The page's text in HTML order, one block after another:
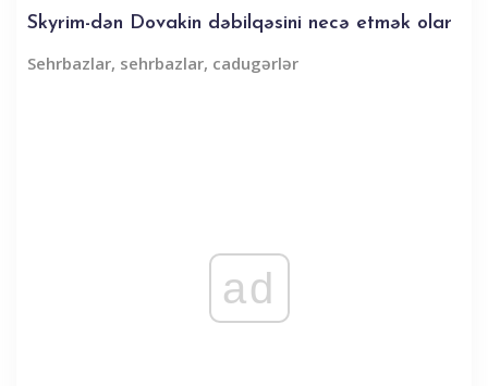
Skyrim-dən Dovakin dəbilqəsini necə etmək olar
Sehrbazlar, sehrbazlar, cadugərlər
ad